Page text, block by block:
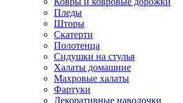
Пледы
Шторы
Скатерти
Полотенца
Сидушки на стулья
Халаты домашние
Махровые халаты
Фартуки
Декоративные наволочки